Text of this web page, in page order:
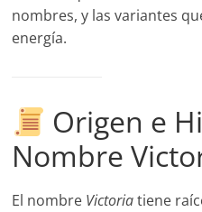
nombres, y las variantes
energía.
Origen e
Nombre
El nombre Victoriatiene